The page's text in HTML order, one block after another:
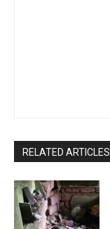
RELATED ARTICLES